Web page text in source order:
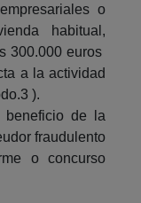
o
habitual,
300.000 euros
a la actividad
).
beneficio de la
fraudulento
o concurso